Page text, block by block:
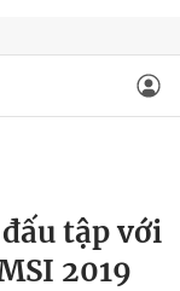
tập với
2019